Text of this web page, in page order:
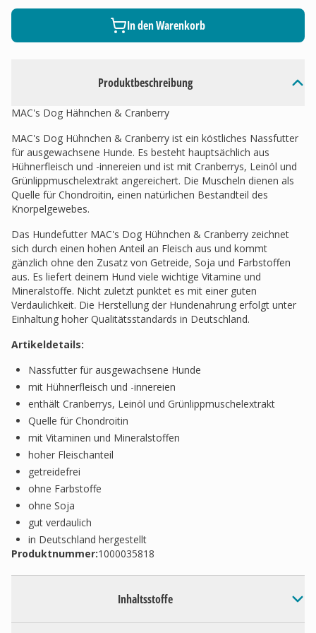
Produktbeschreibung
MAC's Dog Hähnchen & Cranberry
MAC's Dog Hühnchen & Cranberry ist ein köstliches Nassfutter
für ausgewachsene Hunde. Es besteht hauptsächlich aus
Hühnerfleisch und -innereien und ist mit Cranberrys, Leinöl und
Grünlippmuschelextrakt angereichert. Die Muscheln dienen als
Quelle für Chondroitin, einen natürlichen Bestandteil des
Knorpelgewebes.
Das Hundefutter MAC's Dog Hühnchen & Cranberry zeichnet
sich durch einen hohen Anteil an Fleisch aus und kommt
gänzlich ohne den Zusatz von Getreide, Soja und Farbstoffen
aus. Es liefert deinem Hund viele wichtige Vitamine und
Mineralstoffe. Nicht zuletzt punktet es mit einer guten
Verdaulichkeit. Die Herstellung der Hundenahrung erfolgt unter
Einhaltung hoher Qualitätsstandards in Deutschland.
Artikeldetails:
Nassfutter für ausgewachsene Hunde
mit Hühnerfleisch und -innereien
enthält Cranberrys, Leinöl und Grünlippmuschelextrakt
Quelle für Chondroitin
mit Vitaminen und Mineralstoffen
hoher Fleischanteil
getreidefrei
ohne Farbstoffe
ohne Soja
gut verdaulich
in Deutschland hergestellt
Produktnummer:1000035818
Inhaltsstoffe
In den Warenkorb